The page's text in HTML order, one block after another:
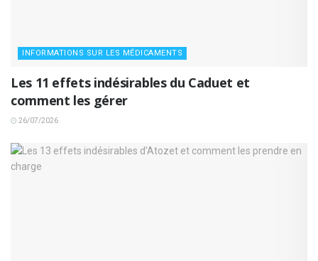
INFORMATIONS SUR LES MÉDICAMENTS
Les 11 effets indésirables du Caduet et
comment les gérer
26/07/2026